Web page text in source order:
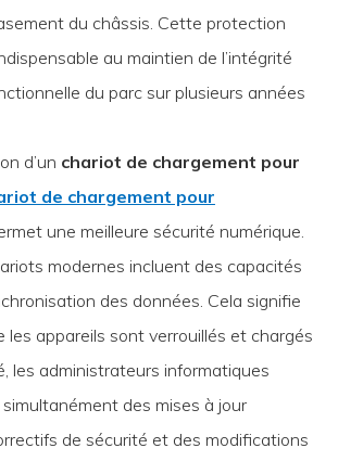
du châssis. Cette protection
au maintien de l’intégrité
du parc sur plusieurs années
d’un chariot de chargement pour
de chargement pour
une meilleure sécurité numérique.
modernes incluent des capacités
des données. Cela signifie
les appareils sont verrouillés et chargés
les administrateurs informatiques
des mises à jour
de sécurité et des modifications